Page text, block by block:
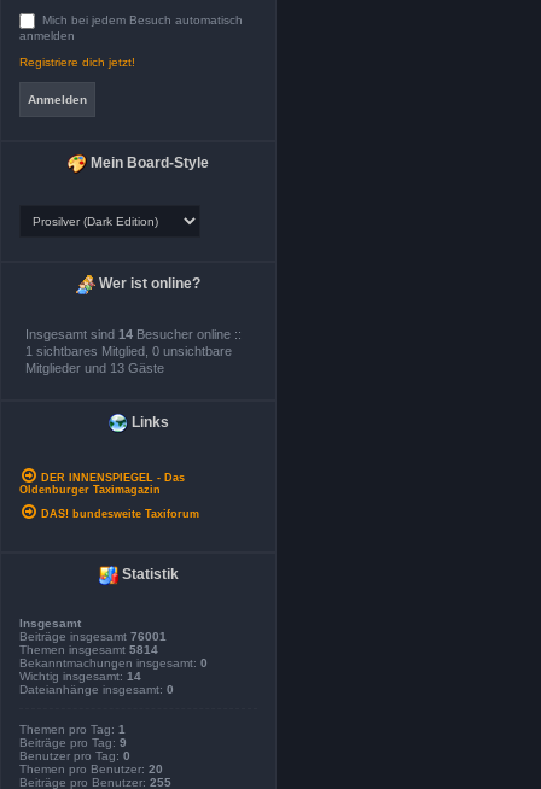
Mich bei jedem Besuch automatisch
anmelden
Registriere dich jetzt!
Mein Board-Style
Wer ist online?
Insgesamt sind 14 Besucher online ::
1 sichtbares Mitglied, 0 unsichtbare
Mitglieder und 13 Gäste
Links
DER INNENSPIEGEL - Das
Oldenburger Taximagazin
DAS! bundesweite Taxiforum
Statistik
Insgesamt
Beiträge insgesamt 76001
Themen insgesamt 5814
Bekanntmachungen insgesamt: 0
Wichtig insgesamt: 14
Dateianhänge insgesamt: 0
Themen pro Tag: 1
Beiträge pro Tag: 9
Benutzer pro Tag: 0
Themen pro Benutzer: 20
Beiträge pro Benutzer: 255